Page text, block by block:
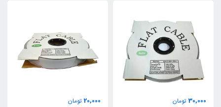
30,000 تومان
20,000 تومان